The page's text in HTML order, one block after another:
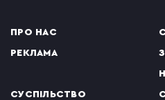
ПРО НАС
РЕКЛАМА
СУСПІЛЬСТВО